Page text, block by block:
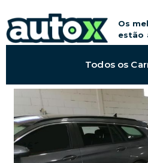
Os
estão
Todos os